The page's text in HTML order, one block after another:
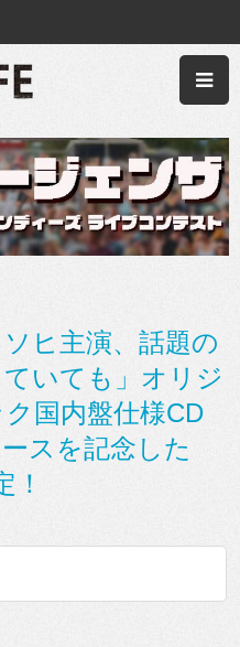
ヒ主演、話題の
いても」オリジ
国内盤仕様CD
スを記念した
！